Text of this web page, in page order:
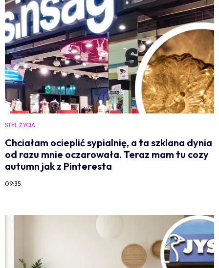
STYL ŻYCIA
Chciałam ocieplić sypialnię, a ta szklana dynia
od razu mnie oczarowała. Teraz mam tu cozy
autumn jak z Pinteresta
09:35